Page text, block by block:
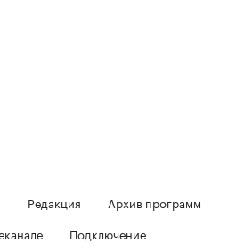
Редакция
Архив программ
Подключение